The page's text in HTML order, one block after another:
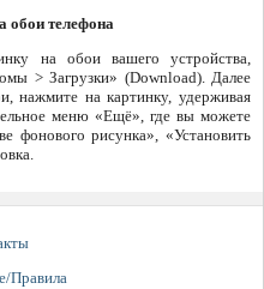
обои телефона
на обои вашего устройства,
> Загрузки» (Download). Далее
нажмите на картинку, удерживая
меню «Ещё», где вы можете
фонового рисунка», «Установить
Правила